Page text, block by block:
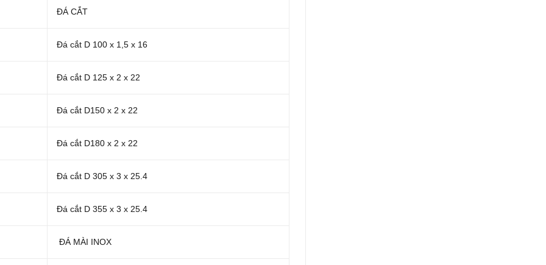
ĐÁ CẮT
Đá cắt D 100 x 1,5 x 16
Đá cắt D 125 x 2 x 22
Đá cắt D150 x 2 x 22
Đá cắt D180 x 2 x 22
Đá cắt D 305 x 3 x 25.4
Đá cắt D 355 x 3 x 25.4
ĐÁ MÀI INOX